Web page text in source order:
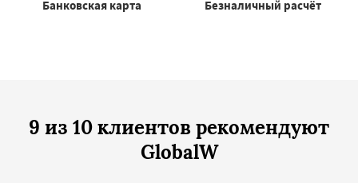
Банковская карта Безналичный расчёт
9 из 10 клиентов рекомендуют
GlobalW